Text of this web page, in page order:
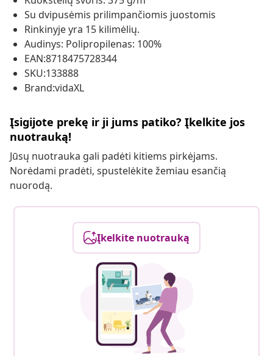
Su dvipusėmis prilimpančiomis juostomis
Rinkinyje yra 15 kilimėlių.
Audinys: Polipropilenas: 100%
EAN:8718475728344
SKU:133888
Brand:vidaXL
Įsigijote prekę ir ji jums patiko? Įkelkite jos
nuotrauką!
Jūsų nuotrauka gali padėti kitiems pirkėjams.
Norėdami pradėti, spustelėkite žemiau esančią
nuorodą.
Įkelkite nuotrauką